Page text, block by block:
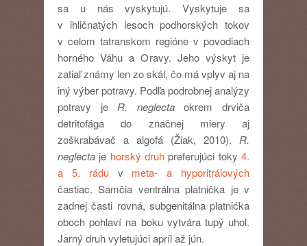
sa u nás vyskytujú. Vyskytuje sa
v ihličnatých lesoch podhorských tokov
v celom tatranskom regióne v povodiach
horného Váhu a Oravy. Jeho výskyt je
zatiaľ známy len zo skál, čo má vplyv aj na
iný výber potravy. Podľa podrobnej analýzy
potravy je R. neglectaokrem drviča
detritofága do značnej miery aj
zoškrabávač a algofá (Žiak, 2010). R.
neglecta je horský druh preferujúci toky4.
a 5. ráduv meta- a hyporitrálových
častiac. Samčia ventrálna platnička je v
zadnej časti rovná, subgenitálna platnićka
oboch pohlaví na boku vytvára tupý uhol.
Jarný druh vyletujúci apríl až jún.